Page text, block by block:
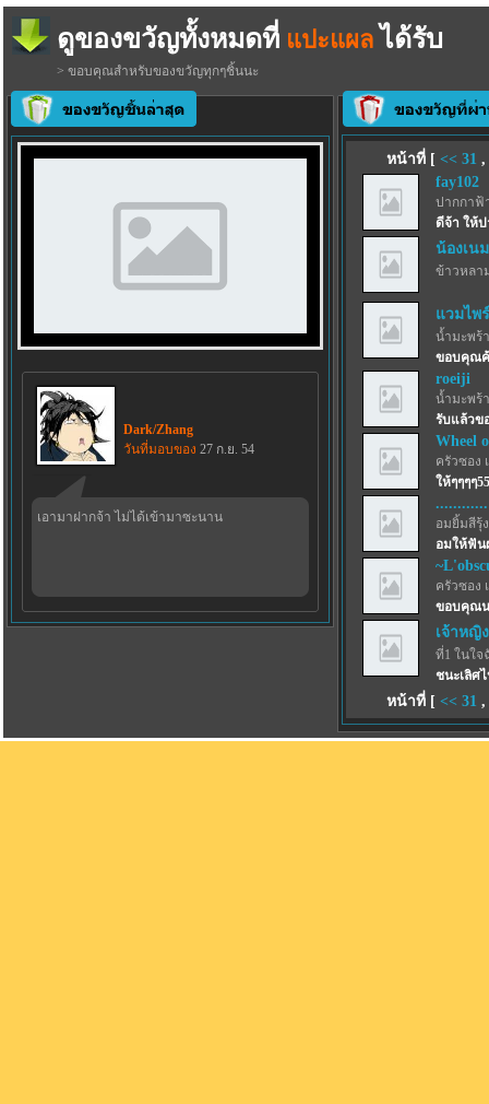
ดูของขวัญทั้งหมดที่ แปะแผล ได้รับ
> ขอบคุณสำหรับของขวัญทุกๆชิ้นนะ
Dark/Zhang
วันที่มอบของ 27 ก.ย. 54
เอามาฝากจ้า ไม่ได้เข้ามาซะนาน
หน้าที่ [ << 31 ,
fay102
ปากกาฟ้
ดีจ้า ให้
น้องเน
ข้าวหลา
แวมไพ
น้ำมะพร้
ขอบคุณ
roeiji
น้ำมะพร้
รับแล้วข
Wheel
ครัวซอง
ให้ๆๆๆๆ
............
อมยิ้มสีรุ้ง
อมให้ฟัน
ครัวซอง
ขอบคุณน
เจ้าหญิ
ที่1 ในใจ
ชนะเลิศไ
หน้าที่ [ << 31 ,